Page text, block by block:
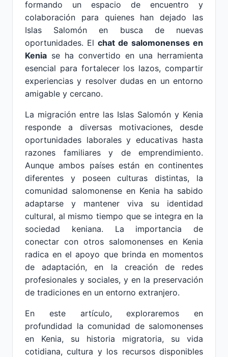
formando un espacio de encuentro y
colaboración para quienes han dejado las
Islas Salomón en busca de nuevas
oportunidades. El chat de salomonenses en
Kenia se ha convertido en una herramienta
esencial para fortalecer los lazos, compartir
experiencias y resolver dudas en un entorno
amigable y cercano.
La migración entre las Islas Salomón y Kenia
responde a diversas motivaciones, desde
oportunidades laborales y educativas hasta
razones familiares y de emprendimiento.
Aunque ambos países están en continentes
diferentes y poseen culturas distintas, la
comunidad salomonense en Kenia ha sabido
adaptarse y mantener viva su identidad
cultural, al mismo tiempo que se integra en la
sociedad keniana. La importancia de
conectar con otros salomonenses en Kenia
radica en el apoyo que brinda en momentos
de adaptación, en la creación de redes
profesionales y sociales, y en la preservación
de tradiciones en un entorno extranjero.
En este artículo, exploraremos en
profundidad la comunidad de salomonenses
en Kenia, su historia migratoria, su vida
cotidiana, cultura y los recursos disponibles